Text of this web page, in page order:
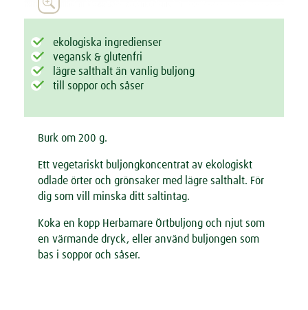

ekologiska ingredienser
vegansk & glutenfri
lägre salthalt än vanlig buljong
till soppor och såser
Burk om 200 g.
Ett vegetariskt buljongkoncentrat av ekologiskt
odlade örter och grönsaker med lägre salthalt. För
dig som vill minska ditt saltintag.
Koka en kopp Herbamare Örtbuljong och njut som
en värmande dryck, eller använd buljongen som
bas i soppor och såser.